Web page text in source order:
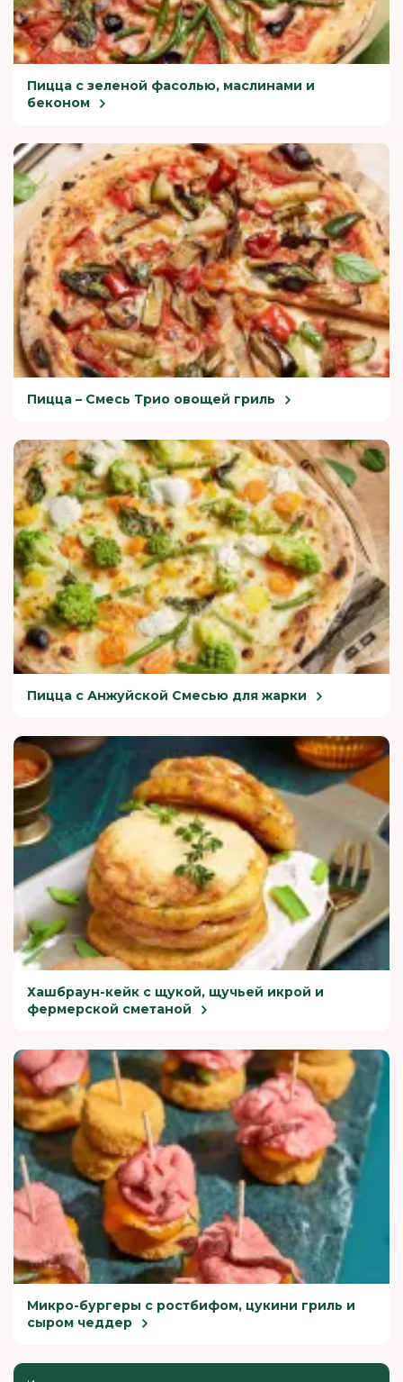
Пицца с зеленой фасолью, маслинами и
беконом
Пицца – Смесь Трио овощей гриль
Пицца с Анжуйской Смесью для жарки
Хашбраун-кейк с щукой, щучьей икрой и
фермерской сметаной
Микро-бургеры с ростбифом, цукини гриль и
сыром чеддер